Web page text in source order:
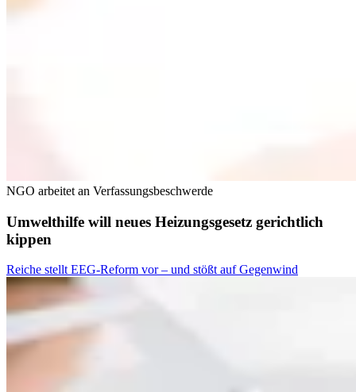
NGO arbeitet an Verfassungsbeschwerde
Umwelthilfe will neues Heizungsgesetz gerichtlich
kippen
Reiche stellt EEG-Reform vor – und stößt auf Gegenwind